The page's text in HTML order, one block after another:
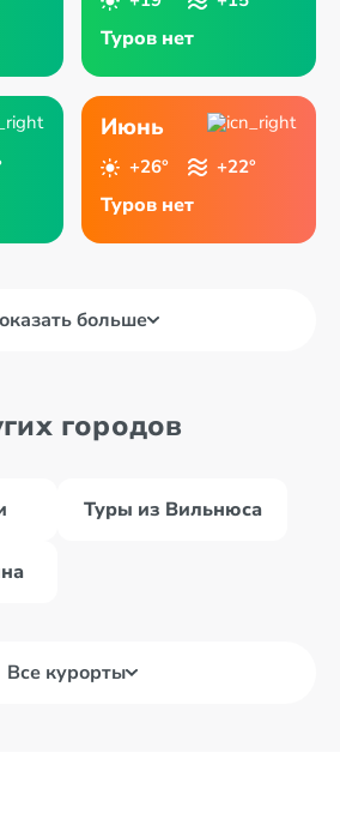
Туров нет
Июнь
+26° +22°
Туров нет
больше
городов
Туры из Вильнюса
Все курорты